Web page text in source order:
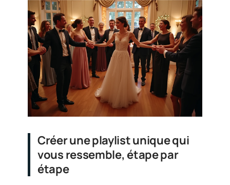
Créer une playlist unique qui
vous ressemble, étape par
étape